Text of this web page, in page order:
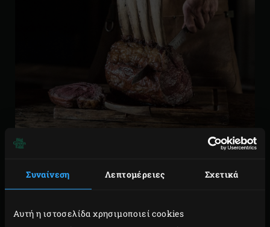
Συναίνεση Λεπτομέρειες Σχετικά
Αυτή η ιστοσελίδα χρησιμοποιεί cookies
Ανάψτε τα ξυλοκάρβουνα στο Big Green Egg,